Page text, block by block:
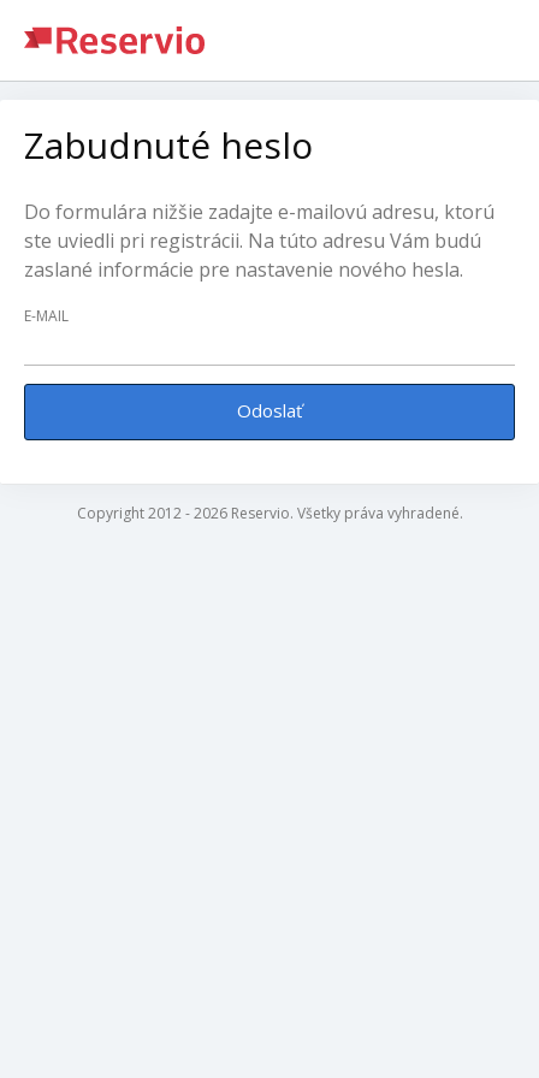
Zabudnuté heslo
Do formulára nižšie zadajte e-mailovú adresu, ktorú
ste uviedli pri registrácii. Na túto adresu Vám budú
zaslané informácie pre nastavenie nového hesla.
E-MAIL
Odoslať
Copyright 2012 - 2026 Reservio. Všetky práva vyhradené.